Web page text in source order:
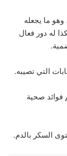
ما يجعله
له دور فعال
التي تصيبه.
فوائد صحية
السكر بالدم.